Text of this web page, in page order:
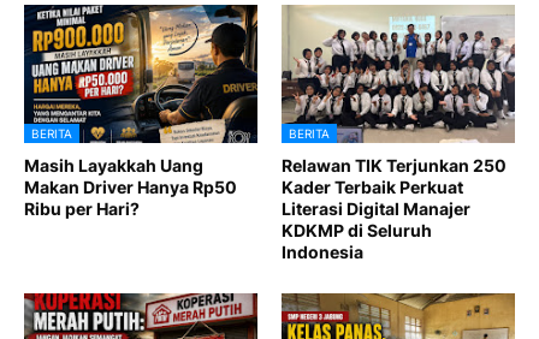
BERITA
Masih Layakkah Uang
Makan Driver Hanya Rp50
Ribu per Hari?
BERITA
Relawan TIK Terjunkan 250
Kader Terbaik Perkuat
Literasi Digital Manajer
KDKMP di Seluruh
Indonesia